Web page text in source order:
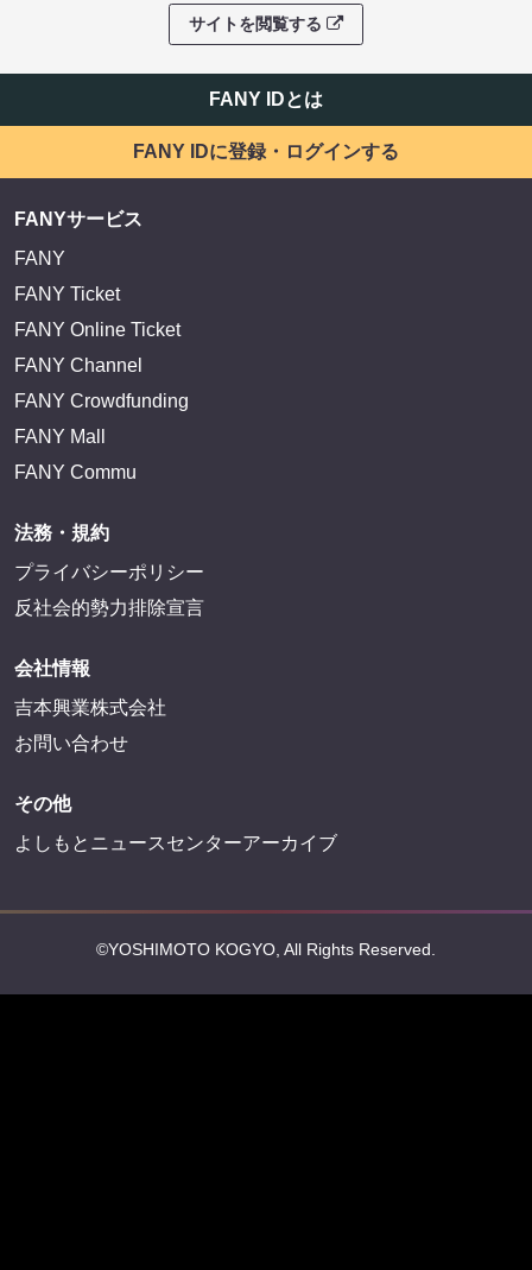
サイトを閲覧する
FANY IDとは
FANY IDに登録・ログインする
FANYサービス
FANY
FANY Ticket
FANY Online Ticket
FANY Channel
FANY Crowdfunding
FANY Mall
FANY Commu
法務・規約
プライバシーポリシー
反社会的勢力排除宣言
会社情報
吉本興業株式会社
お問い合わせ
その他
よしもとニュースセンターアーカイブ
©YOSHIMOTO KOGYO, All Rights Reserved.